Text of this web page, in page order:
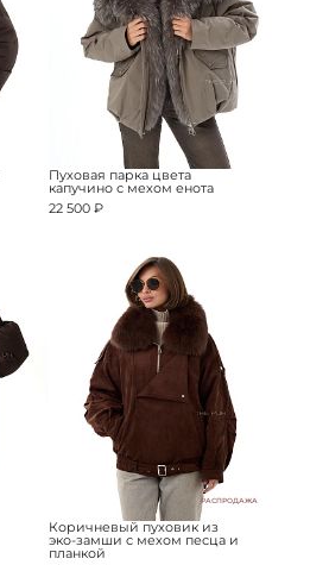
Пуховая парка цвета
капучино с мехом енота
22 500 ₽
РАСПРОДАЖА
Коричневый пуховик из
эко-замши с мехом песца и
планкой